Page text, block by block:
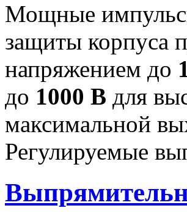
Мощные
защиты корпуса
напряжением до
до 1000 В для
максимальной
Регулируемые